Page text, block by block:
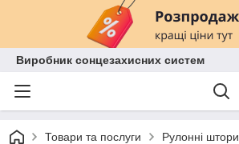
Виробник сонцезахисних систем
Товари та послуги Рулонні штори